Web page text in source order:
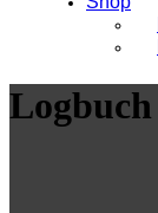
Logbuch